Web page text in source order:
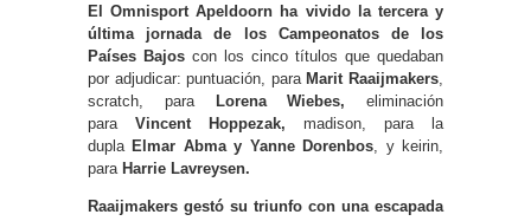
El Omnisport Apeldoorn ha vivido la tercera y
última jornada de los Campeonatos de los
Países Bajos con los cinco títulos que quedaban
por adjudicar: puntuación, para Marit Raaijmakers
scratch, para
Lorena Wiebes, eliminación
para Vincent Hoppezak, madison, para la
dupla Elmar Abma y Yanne Dorenbos , y keirin,
para Harrie Lavreysen.
Raaijmakers gestó su triunfo con una escapada